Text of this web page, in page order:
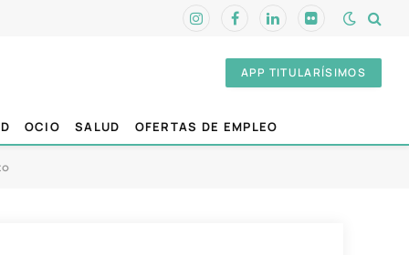
InstagramFacebookLinkedInFlickr
APP TITULARÍSIMOS
OCIO SALUD OFERTAS DE EMPLEO